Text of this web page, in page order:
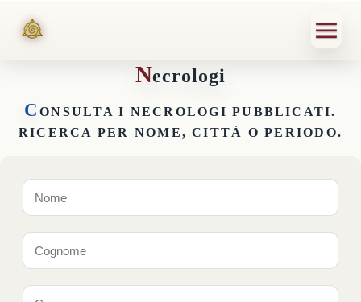
Necrologi
C ONSULTA I NECROLOGI PUBBLICATI.
RICERCA PER NOME, CITTÀ O PERIODO.